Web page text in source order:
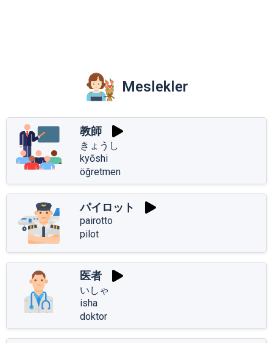
Meslekler
教師
きょうし
kyōshi
öğretmen
パイロット
pairotto
pilot
医者
いしゃ
isha
doktor